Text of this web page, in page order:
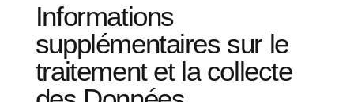
Informations
supplémentaires sur le
traitement et la collecte